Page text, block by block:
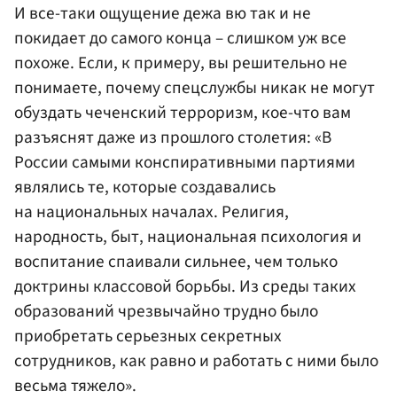
И все-таки ощущение дежа вю так и не
покидает до самого конца – слишком уж все
похоже. Если, к примеру, вы решительно не
понимаете, почему спецслужбы никак не могут
обуздать чеченский терроризм, кое-что вам
разъяснят даже из прошлого столетия: «В
России самыми конспиративными партиями
являлись те, которые создавались
на национальных началах. Религия,
народность, быт, национальная психология и
воспитание спаивали сильнее, чем только
доктрины классовой борьбы. Из среды таких
образований чрезвычайно трудно было
приобретать серьезных секретных
сотрудников, как равно и работать с ними было
весьма тяжело».